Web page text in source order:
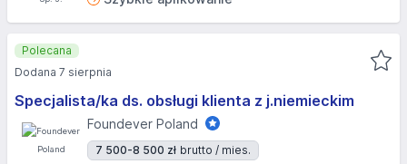
Specjalista/ka ds. obsługi klienta z j.niemieckim
Foundever Poland
7 500-8 500 zł brutto / mies.
Polecana
Dodana 7 sierpnia